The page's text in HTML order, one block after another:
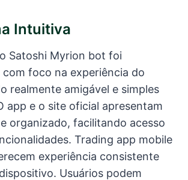
Intuitiva
Satoshi Myrion bot foi
com foco na experiência do
realmente amigável e simples
app e o site oficial apresentam
organizado, facilitando acesso
Trading app mobile
experiência consistente
Usuários podem